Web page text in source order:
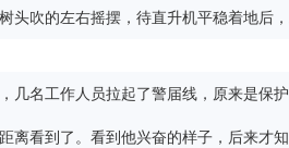
头吹的左右摇摆，待直升机平稳着地后
几名工作人员拉起了警届线，原来是保
离看到了。看到他兴奋的样子，后来才